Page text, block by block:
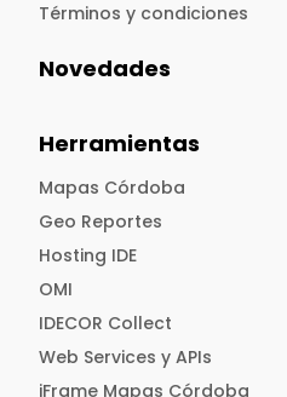
Términos y condiciones
Novedades
Herramientas
Mapas Córdoba
Geo Reportes
Hosting IDE
OMI
IDECOR Collect
Web Services y APIs
iFrame Mapas Córdoba